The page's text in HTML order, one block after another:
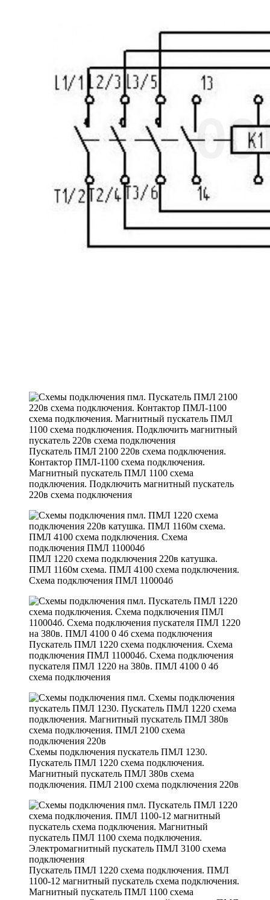
Пускатель ПМЛ 2100 220в схема подключения.
Контактор ПМЛ-1100 схема подключения.
Магнитный пускатель ПМЛ 1100 схема
подключения. Подключить магнитный пускатель
220в схема подключения
ПМЛ 1220 схема подключения 220в катушка.
ПМЛ 1160м схема. ПМЛ 4100 схема подключения.
Схема подключения ПМЛ 110004б
Пускатель ПМЛ 1220 схема подключения. Схема
подключения ПМЛ 110004б. Схема подключения
пускателя ПМЛ 1220 на 380в. ПМЛ 4100 0 4б
схема подключения
Схемы подключения пускатель ПМЛ 1230.
Пускатель ПМЛ 1220 схема подключения.
Магнитный пускатель ПМЛ 380в схема
подключения. ПМЛ 2100 схема подключения 220в
Пускатель ПМЛ 1220 схема подключения. ПМЛ
1100-12 магнитный пускатель схема подключения.
Магнитный пускатель ПМЛ 1100 схема